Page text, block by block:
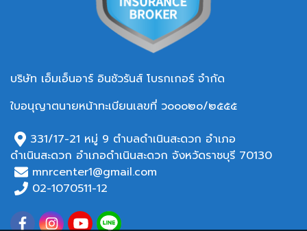
บริษัท เอ็มเอ็นอาร์ อินชัวรันส์ โบรกเกอร์ จำกัด
ใบอนุญาตนายหน้าทะเบียนเลขที่ ว๐๐๐๒๐/๒๕๕๕
331/17-21 หมู่ 9 ตำบลดำเนินสะดวก อำเภอ
ดำเนินสะดวก อำเภอดำเนินสะดวก จังหวัดราชบุรี 70130
mnrcenter1@gmail.com
02-1070511-12